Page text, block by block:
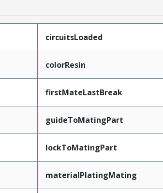
circuitsLoaded
colorResin
firstMateLastBreak
guideToMatingPart
lockToMatingPart
materialPlatingMating